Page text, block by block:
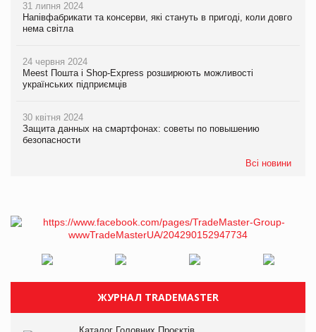
31 липня 2024
Напівфабрикати та консерви, які стануть в пригоді, коли довго
нема світла
24 червня 2024
Meest Пошта і Shop-Express розширюють можливості
українських підприємців
30 квітня 2024
Защита данных на смартфонах: советы по повышению
безопасности
Всі новини
ЖУРНАЛ TRADEMASTER